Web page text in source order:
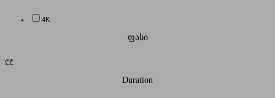
4K
ფასი
₾₾
Duration